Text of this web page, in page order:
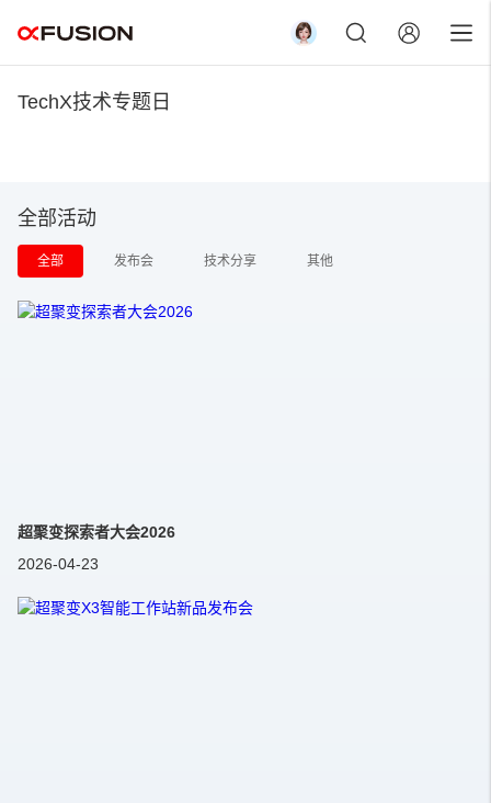
TechX技术专题日
全部活动
全部 发布会 技术分享 其他
超聚变探索者大会2026
2026-04-23